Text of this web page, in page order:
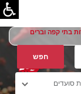
בתי קפה וברים